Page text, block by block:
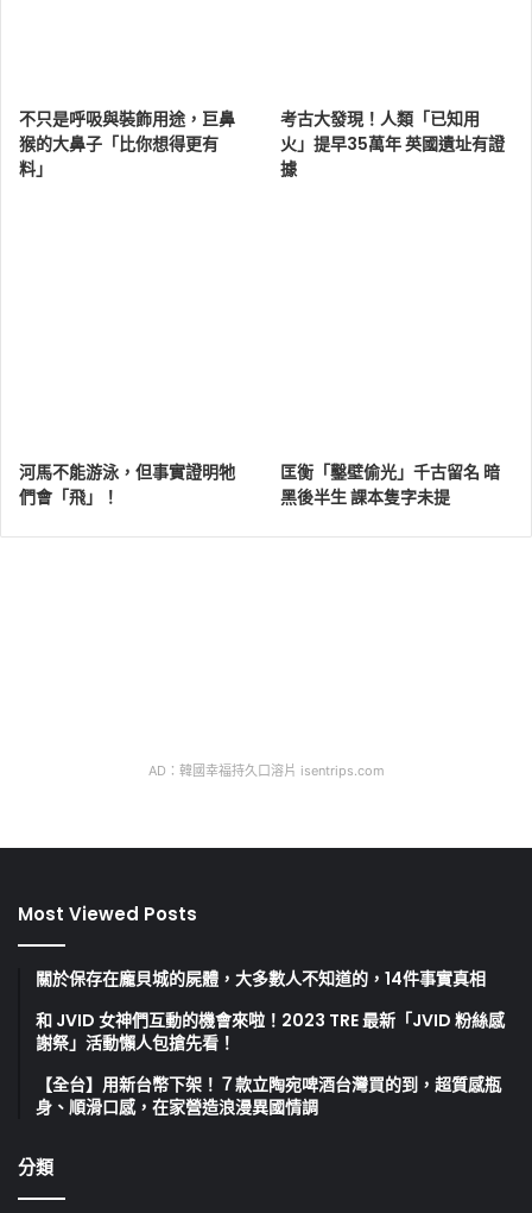
不只是呼吸與裝飾用途，巨鼻
猴的大鼻子「比你想得更有
料」
考古大發現！人類「已知用
火」提早35萬年 英國遺址有證
據
河馬不能游泳，但事實證明牠
們會「飛」！
匡衡「鑿壁偷光」千古留名 暗
黑後半生 課本隻字未提
AD：韓國幸福持久口溶片 isentrips.com
Most Viewed Posts
關於保存在龐貝城的屍體，大多數人不知道的，14件事實真相
和 JVID 女神們互動的機會來啦！2023 TRE 最新「JVID 粉絲感
謝祭」活動懶人包搶先看！
【全台】用新台幣下架！７款立陶宛啤酒台灣買的到，超質感瓶
身、順滑口感，在家營造浪漫異國情調
分類